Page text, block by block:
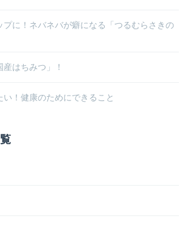
プに！ネバネバが癖になる「つるむらさきの
はちみつ」！
！健康のためにできること